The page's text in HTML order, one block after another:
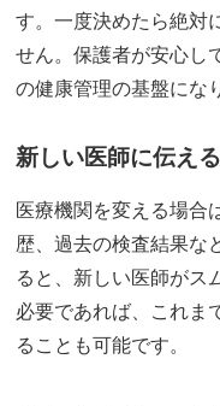
す。一度決めたら絶対
せん。保護者が安心し
の健康管理の基盤にな
新しい医師に伝え
医療機関を変える場合
歴、過去の検査結果な
ると、新しい医師がス
必要であれば、これま
ることも可能です。